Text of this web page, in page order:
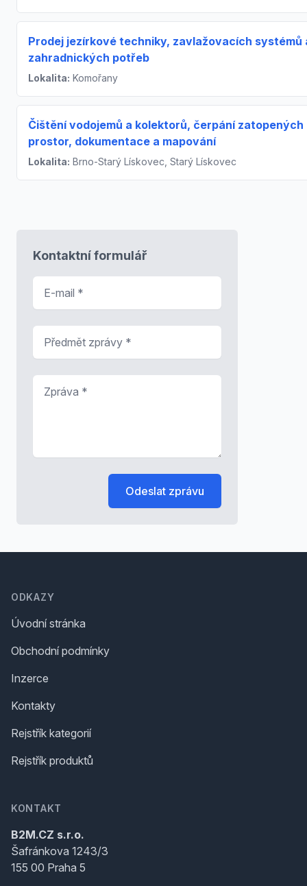
Prodej jezírkové techniky, zavlažovacích systémů
zahradnických potřeb
Lokalita: Komořany
Čištění vodojemů a kolektorů, čerpání zatopených
prostor, dokumentace a mapování
Lokalita: Brno-Starý Lískovec, Starý Lískovec
Kontaktní formulář
Odeslat zprávu
ODKAZY
Úvodní stránka
Obchodní podmínky
Inzerce
Kontakty
Rejstřík kategorií
Rejstřík produktů
KONTAKT
B2M.CZ s.r.o.
Šafránkova 1243/3
155 00 Praha 5